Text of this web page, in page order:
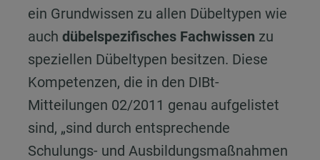
ein Grundwissen zu allen Dübeltypen wie
auch dübelspezifisches Fachwissen zu
speziellen Dübeltypen besitzen. Diese
Kompetenzen, die in den DIBt-
Mitteilungen 02/2011 genau aufgelistet
sind, „sind durch entsprechende
Schulungs- und Ausbildungsmaßnahmen